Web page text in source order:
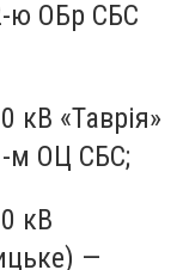
ю ОБр СБС
кВ «Таврія»
м ОЦ СБС;
кВ
—